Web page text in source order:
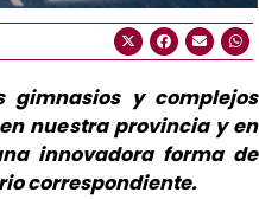
y complejos
nuestra provincia y en
innovadora forma de
correspondiente.